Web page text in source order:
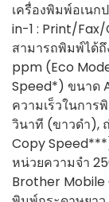
เครื่องพิมพ์อเนก
in-1 : Print/
สามารถพิมพ์ได้
ppm (Eco
Speed*) ขนาด
ความเร็วในกา
วินาที (ขาวดำ),
Copy
หน่วยความจำ
Brother Mobile